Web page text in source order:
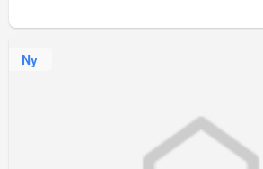
Ny